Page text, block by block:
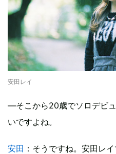
安田レイ
―そこから20歳でソロデビ
いですよね。
安田 ：そうですね。安田レ